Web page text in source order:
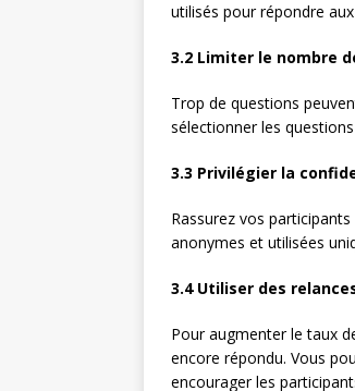
utilisés pour répondre
3.2 Limiter le nombre
Trop de questions
sélectionner les
3.3 Privilégier la
Rassurez vos
anonymes et utilisées
3.4 Utiliser des
Pour augmenter le taux
encore répondu. Vous
encourager les